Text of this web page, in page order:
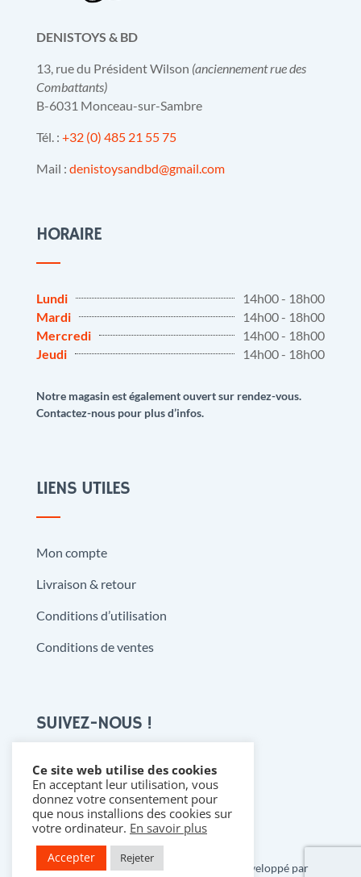
DENISTOYS & BD
13, rue du Président Wilson (anciennement rue des
Combattants)
B-6031 Monceau-sur-Sambre
Tél. : +32 (0) 485 21 55 75
Mail : denistoysandbd@gmail.com
HORAIRE
Lundi
14h00 - 18h00
Mardi
14h00 - 18h00
Mercredi
14h00 - 18h00
Jeudi
14h00 - 18h00
Notre magasin est également ouvert sur rendez-vous.
Contactez-nous pour plus d’infos.
LIENS UTILES
Mon compte
Livraison & retour
Conditions d’utilisation
Conditions de ventes
SUIVEZ-NOUS !

Copyright 2021 @ Denistoys & BD • Développé par
Ce site web utilise des cookies
En acceptant leur utilisation, vous
donnez votre consentement pour
que nous installions des cookies sur
votre ordinateur. En savoir plus
Accepter Rejeter